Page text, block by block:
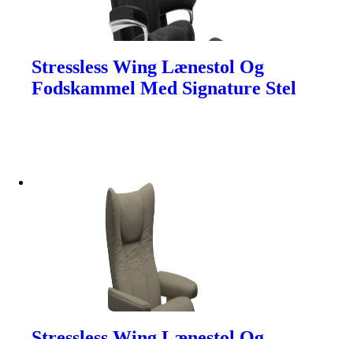
Stressless Wing Lænestol Og
Fodskammel Med Signature Stel